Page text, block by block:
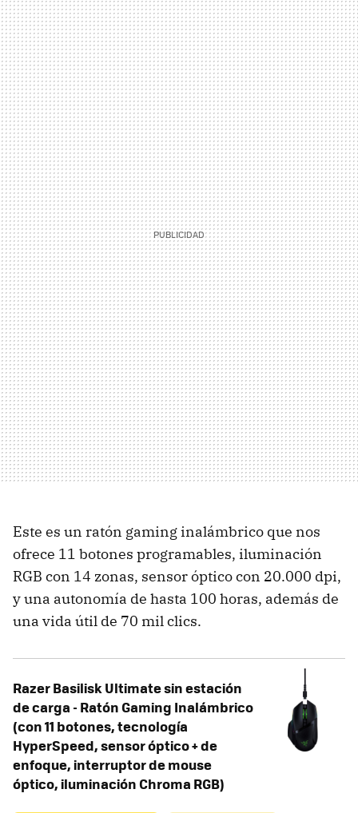
Este es un ratón gaming inalámbrico que nos
ofrece 11 botones programables, iluminación
RGB con 14 zonas, sensor óptico con 20.000 dpi,
y una autonomía de hasta 100 horas, además de
una vida útil de 70 mil clics.
Razer Basilisk Ultimate sin estación
de carga - Ratón Gaming Inalámbrico
(con 11 botones, tecnología
HyperSpeed, sensor óptico + de
enfoque, interruptor de mouse
óptico, iluminación Chroma RGB)